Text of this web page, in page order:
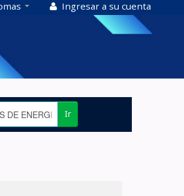
Ingresar a su cuenta
Ir